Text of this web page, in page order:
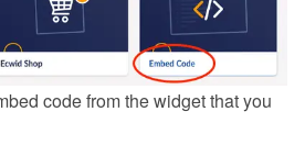
code from the widget that you